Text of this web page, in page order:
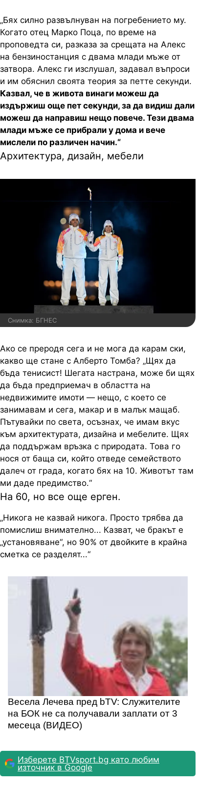
„Бях силно развълнуван на погребението му.
Когато отец Марко Поца, по време на
проповедта си, разказа за срещата на Алекс
на бензиностанция с двама млади мъже от
затвора. Алекс ги изслушал, задавал въпроси
и им обяснил своята теория за петте секунди.
Казвал, че в живота винаги можеш да
издържиш още пет секунди, за да видиш дали
можеш да направиш нещо повече. Тези двама
млади мъже се прибрали у дома и вече
мислели по различен начин.“
Архитектура, дизайн, мебели
Снимка: БГНЕС
Ако се преродя сега и не мога да карам ски,
какво ще стане с Алберто Томба? „Щях да
бъда тенисист! Шегата настрана, може би щях
да бъда предприемач в областта на
недвижимите имоти — нещо, с което се
занимавам и сега, макар и в малък мащаб.
Пътувайки по света, осъзнах, че имам вкус
към архитектурата, дизайна и мебелите. Щях
да поддържам връзка с природата. Това го
нося от баща си, който отведе семейството
далеч от града, когато бях на 10. Животът там
ми даде предимство.“
На 60, но все още ерген.
„Никога не казвай никога. Просто трябва да
помислиш внимателно... Казват, че бракът е
„установяване“, но 90% от двойките в крайна
сметка се разделят...“
Весела Лечева пред bTV: Служителите
на БОК не са получавали заплати от 3
месеца (ВИДЕО)
Изберете BTVsport.bg като любим
източник в Google